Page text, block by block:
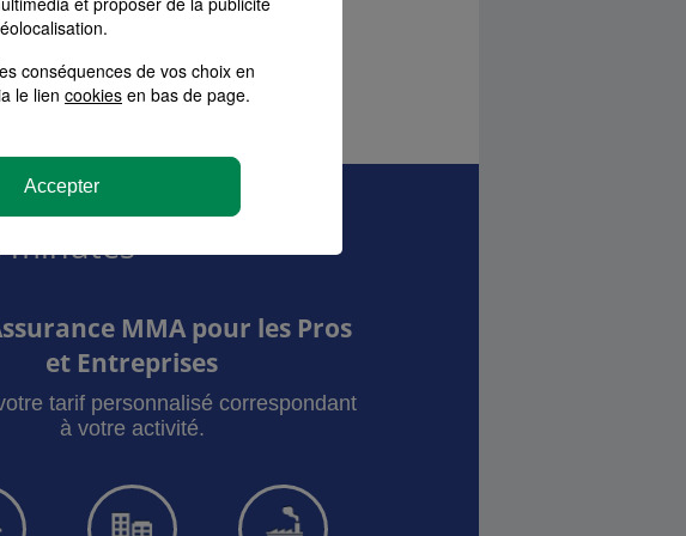
Venez partager vos projets avec moi !
minutes
MMA pour les Pros
et Entreprises
tarif personnalisé correspondant
à votre activité.
conséquences de vos choix en
le lien cookies en bas de page.
Accepter